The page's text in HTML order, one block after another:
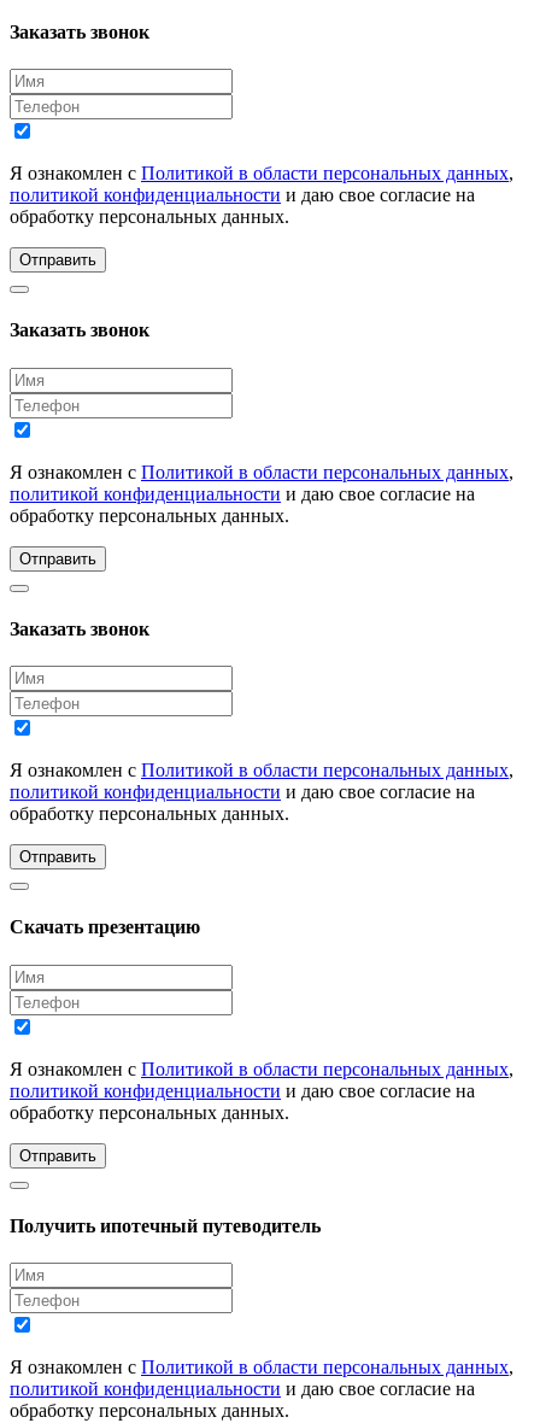
Заказать звонок
Я ознакомлен с Политикой в области персональных данных,
политикой конфиденциальности и даю свое согласие на
обработку персональных данных.
Отправить
Заказать звонок
Я ознакомлен с Политикой в области персональных данных,
политикой конфиденциальности и даю свое согласие на
обработку персональных данных.
Отправить
Заказать звонок
Я ознакомлен с Политикой в области персональных данных,
политикой конфиденциальности и даю свое согласие на
обработку персональных данных.
Отправить
Скачать презентацию
Я ознакомлен с Политикой в области персональных данных,
политикой конфиденциальности и даю свое согласие на
обработку персональных данных.
Отправить
Получить ипотечный путеводитель
Я ознакомлен с Политикой в области персональных данных,
политикой конфиденциальности и даю свое согласие на
обработку персональных данных.